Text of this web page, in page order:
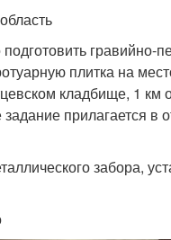
гравийно-
плитка на
кладбище, 1 км
задание прилагается в
забора,